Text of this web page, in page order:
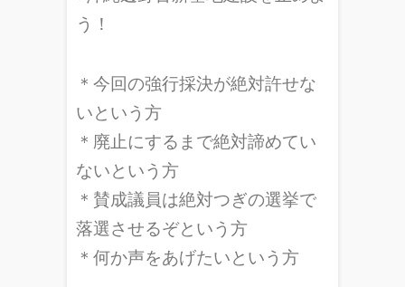
う！
＊今回の強行採決が絶対許せな
いという方
＊廃止にするまで絶対諦めてい
ないという方
＊賛成議員は絶対つぎの選挙で
落選させるぞという方
＊何か声をあげたいという方